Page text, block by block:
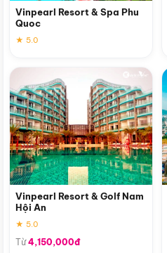
Vinpearl Resort & Spa Phu
Quoc
★ 5.0
Vinpearl Resort & Golf Nam
Hội An
★ 5.0
Từ4,150,000đ